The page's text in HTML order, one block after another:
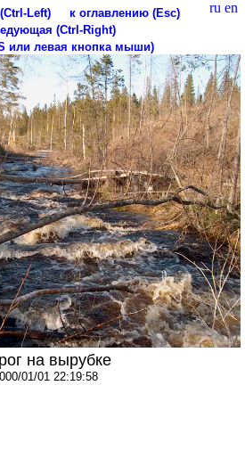
ru en
Left)
к оглавлению (Esc)
(Ctrl-Right)
или левая кнопка мыши)
на вырубке
01/01 22:19:58